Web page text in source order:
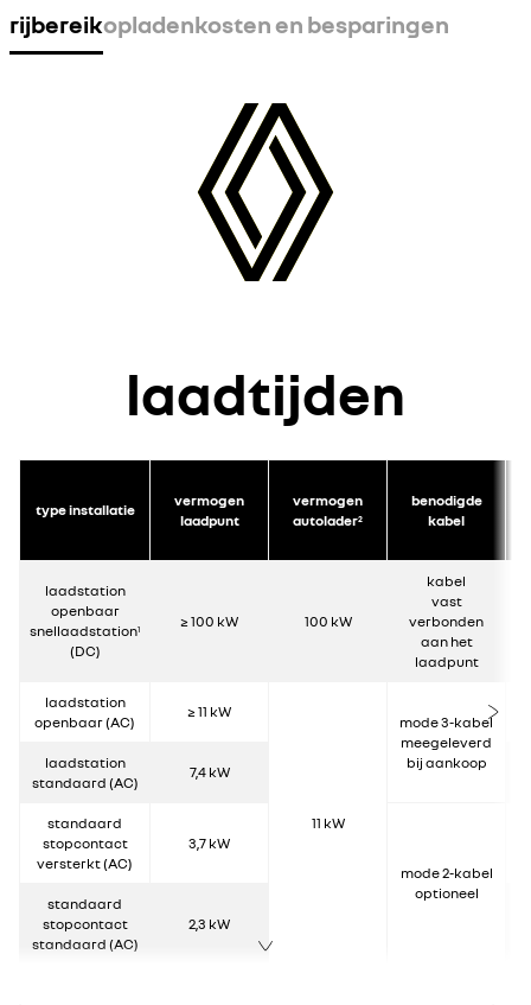
rijbereikopladenkosten en besparingen
laadtijden
type installatie
vermogen
laadpunt
vermogen
autolader2
benodigde
kabel
laadstation
openbaar
snellaadstation1
(DC)
≥ 100 kW 100 kW
kabel
vast
verbonden
aan het
laadpunt
laadstation
openbaar (AC)
≥ 11 kW
11 kW
mode 3-kabel
meegeleverd
bij aankoop
laadstation
standaard (AC)
7,4 kW
standaard
stopcontact
versterkt (AC)
3,7 kW
mode 2-kabel
optioneel
standaard
stopcontact
standaard (AC)
2,3 kW